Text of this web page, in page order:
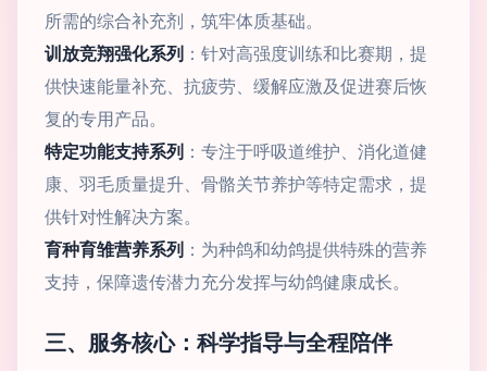
所需的综合补充剂，筑牢体质基础。
训放竞翔强化系列 ：针对高强度训练和比赛期，提
供快速能量补充、抗疲劳、缓解应激及促进赛后恢
复的专用产品。
特定功能支持系列 ：专注于呼吸道维护、消化道健
康、羽毛质量提升、骨骼关节养护等特定需求，提
供针对性解决方案。
育种育雏营养系列 ：为种鸽和幼鸽提供特殊的营养
支持，保障遗传潜力充分发挥与幼鸽健康成长。
三、服务核心：科学指导与全程陪伴